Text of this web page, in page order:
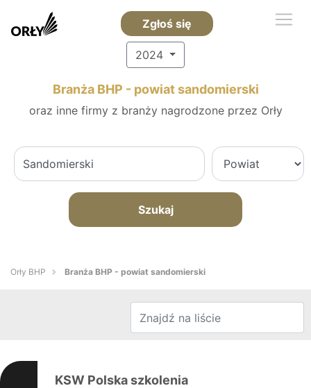
Zgłoś się
2024
Branża BHP - powiat sandomierski
oraz inne firmy z branży nagrodzone przez Orły
Szukaj
Orły BHP Branża BHP - powiat sandomierski
KSW Polska szkolenia